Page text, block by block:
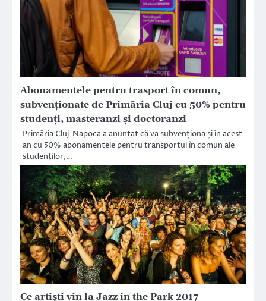
Abonamentele pentru trasport în comun,
subvenționate de Primăria Cluj cu 50% pentru
studenți, masteranzi și doctoranzi
Primăria Cluj-Napoca a anunțat că va subvenționa și în acest
an cu 50% abonamentele pentru transportul în comun ale
studenților,…
Ce artiști vin la Jazz in the Park 2017 –